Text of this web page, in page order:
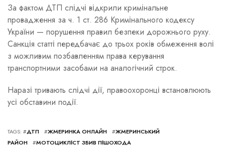
За фактом ДТП слідчі відкрили кримінальне
провадження за ч. 1 ст. 286 Кримінального кодексу
України — порушення правил безпеки дорожнього руху.
Санкція статті передбачає до трьох років обмеження волі
з можливим позбавленням права керування
транспортними засобами на аналогічний строк.
Наразі тривають слідчі дії, правоохоронці встановлюють
усі обставини події.
TAGS: #ДТП #ЖМЕРИНКА ОНЛАЙН #ЖМЕРИНСЬКИЙ
РАЙОН
#МОТОЦИКЛІСТ ЗБИВ ПІШОХОДА